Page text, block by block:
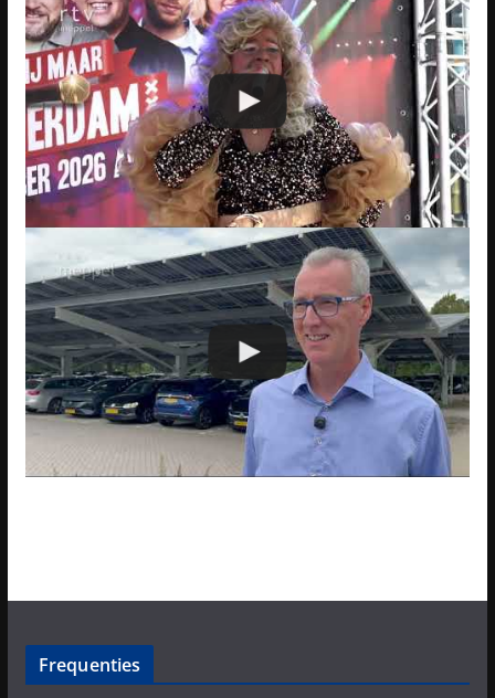
Frequenties